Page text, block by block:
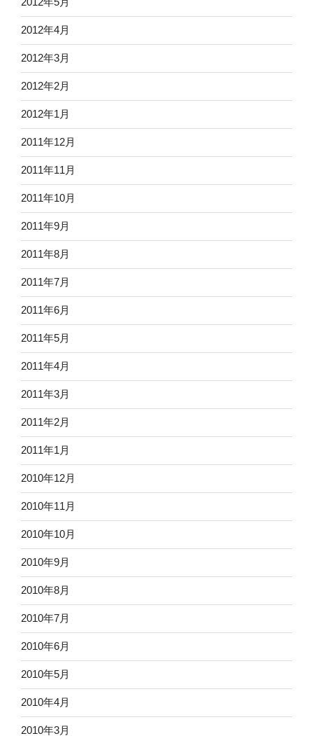
2012年4月
2012年3月
2012年2月
2012年1月
2011年12月
2011年11月
2011年10月
2011年9月
2011年8月
2011年7月
2011年6月
2011年5月
2011年4月
2011年3月
2011年2月
2011年1月
2010年12月
2010年11月
2010年10月
2010年9月
2010年8月
2010年7月
2010年6月
2010年5月
2010年4月
2010年3月